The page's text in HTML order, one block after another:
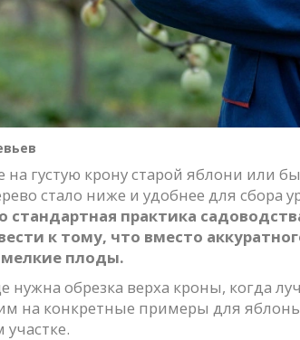
на густую крону старой яблони или
стало ниже и удобнее для сбора
стандартная практика
к тому, что вместо
плоды.
обрезка верха кроны, когда
на конкретные примеры для